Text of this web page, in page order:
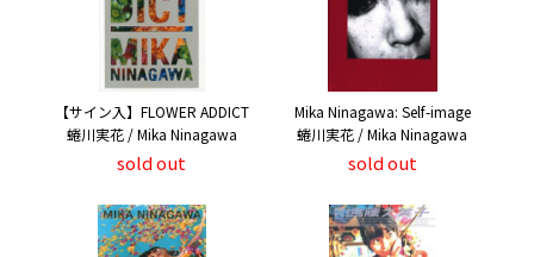
【サイン入】FLOWER ADDICT
蜷川実花 / Mika Ninagawa
sold out
Mika Ninagawa: Self-image
蜷川実花 / Mika Ninagawa
sold out